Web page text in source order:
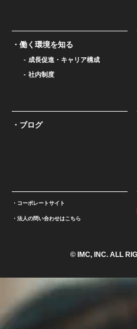
働く環境を知る
成長促進・キャリア構成
社内制度
ブログ
コーポレートサイト
法人の問い合わせはこちら
© IMC, INC. ALL